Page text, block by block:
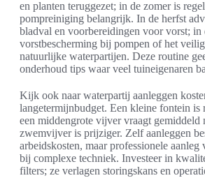
en planten teruggezet; in de zomer is
pompreiniging belangrijk. In de herfst
bladval en voorbereidingen voor vorst;
vorstbescherming bij pompen of het
natuurlijke waterpartijen. Deze routine
onderhoud tips waar veel tuineigenaren
Kijk ook naar waterpartij aanleggen
langetermijnbudget. Een kleine fontein is
een middengrote vijver vraagt gemiddeld
zwemvijver is prijziger. Zelf aanleggen
arbeidskosten, maar professionele aanleg
bij complexe techniek. Investeer in
filters; ze verlagen storingskans en